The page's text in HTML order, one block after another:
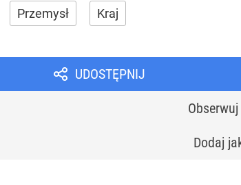
Przemysł Kraj
UDOSTĘPNIJ
Dodaj